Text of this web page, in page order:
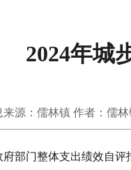
2024年城
来源：儒林镇 作者：儒林
府部门整体支出绩效自评